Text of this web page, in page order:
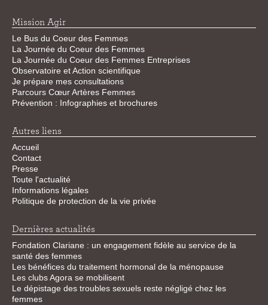
Mission Agir
Le Bus du Coeur des Femmes
La Journée du Coeur des Femmes
La Journée du Coeur des Femmes Entreprises
Observatoire et Action scientifique
Je prépare mes consultations
Parcours Cœur Artères Femmes
Prévention : Infographies et brochures
Autres liens
Accueil
Contact
Presse
Toute l'actualité
Informations légales
Politique de protection de la vie privée
Dernières actualités
Fondation Clariane : un engagement fidèle au service de la
santé des femmes
Les bénéfices du traitement hormonal de la ménopause
Les clubs Agora se mobilisent
Le dépistage des troubles sexuels reste négligé chez les
femmes